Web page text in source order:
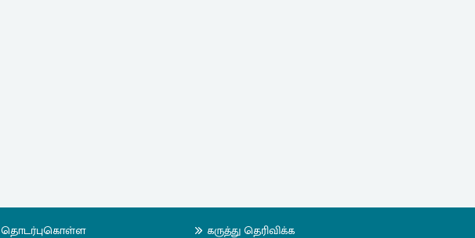
தொடர்புகொள்ள கருத்து தெரிவிக்க